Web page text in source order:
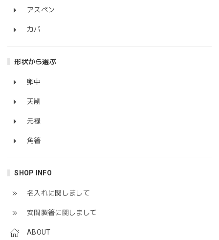
アスペン
カバ
形状から選ぶ
卵中
天削
元禄
角箸
SHOP INFO
名入れに関しまして
安間製箸に関しまして
ABOUT